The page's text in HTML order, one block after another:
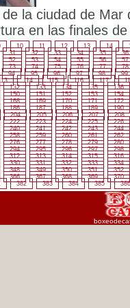
de la ciudad de
en las finales
10 11 12 13 14
31 32 33 34 35
36
52 53 54 55 56
57
73 74 75 76 77
78
94 95 96 97 98
99
114 115 116 117
132 133 134 135
136
150 151 152 153
154
168 169 170 171
172
186 187 188 189
190
204 205 206 207
208
222 223 224 225
226
240 241 242 243
244
258 259 260 261
262
276 277 278 279
280
294 295 296 297
298
312 313 314 315
316
330 331 332 333
334
348 349 350 351
352
366 367 368 369
370
382 383 384 385 386